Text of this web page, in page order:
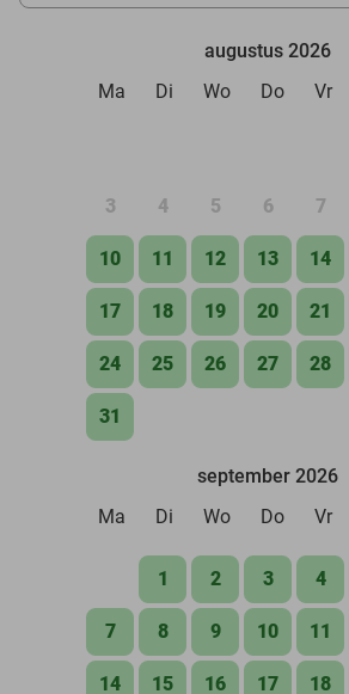
augustus 2026
Ma
Di Wo Do Vr
3 4 5 6 7
10 11 12 13 14
17 18 19 20 21
24 25 26 27 28
31
september 2026
Ma
Di Wo Do Vr
1 2 3 4
7 8 9 10 11
14 15 16 17 18